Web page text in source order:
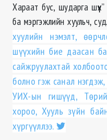
Хараат бус, шударга шүүх”
ба мэргэжлийн хуульч,
хуулийн нэмэлт,
шүүхийн бие даасан
сайжруулахтай
болно гэж санал
УИХ-ын гишүүд,
хороо, Хууль зүйн
хүргүүллээ.